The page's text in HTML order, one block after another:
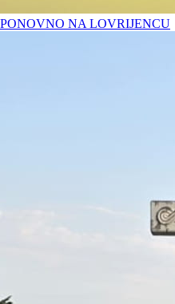
NA LOVRIJENCU